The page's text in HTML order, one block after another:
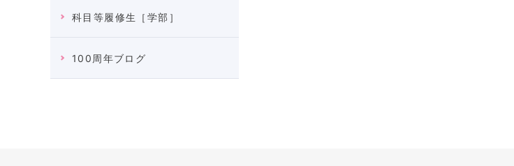
科目等履修生［学部］
100周年ブログ